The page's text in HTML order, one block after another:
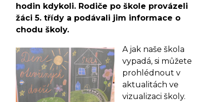
hodin kdykoli. Rodiče po škole provázeli
žáci 5. třídy a podávali jim informace o
chodu školy.
A jak naše škola
vypadá, si můžete
prohlédnout v
aktualitách ve
vizualizaci školy.